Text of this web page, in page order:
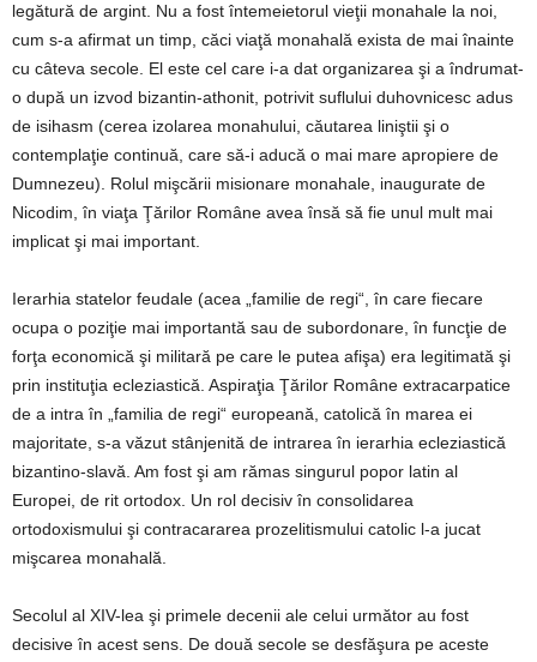
legătură de argint. Nu a fost întemeietorul vieţii monahale la noi,
cum s-a afirmat un timp, căci viaţă monahală exista de mai înainte
cu câteva secole. El este cel care i-a dat organizarea şi a îndrumat-
o după un izvod bizantin-athonit, potrivit suflului duhovnicesc adus
de isihasm (cerea izolarea monahului, căutarea liniştii şi o
contemplaţie continuă, care să-i aducă o mai mare apropiere de
Dumnezeu). Rolul mişcării misionare monahale, inaugurate de
Nicodim, în viaţa Ţărilor Române avea însă să fie unul mult mai
implicat şi mai important.
Ierarhia statelor feudale (acea „familie de regi“, în care fiecare
ocupa o poziţie mai importantă sau de subordonare, în funcţie de
forţa economică şi militară pe care le putea afişa) era legitimată şi
prin instituţia ecleziastică. Aspiraţia Ţărilor Române extracarpatice
de a intra în „familia de regi“ europeană, catolică în marea ei
majoritate, s-a văzut stânjenită de intrarea în ierarhia ecleziastică
bizantino-slavă. Am fost şi am rămas singurul popor latin al
Europei, de rit ortodox. Un rol decisiv în consolidarea
ortodoxismului şi contracararea prozelitismului catolic l-a jucat
mişcarea monahală.
Secolul al XIV-lea şi primele decenii ale celui următor au fost
decisive în acest sens. De două secole se desfăşura pe aceste